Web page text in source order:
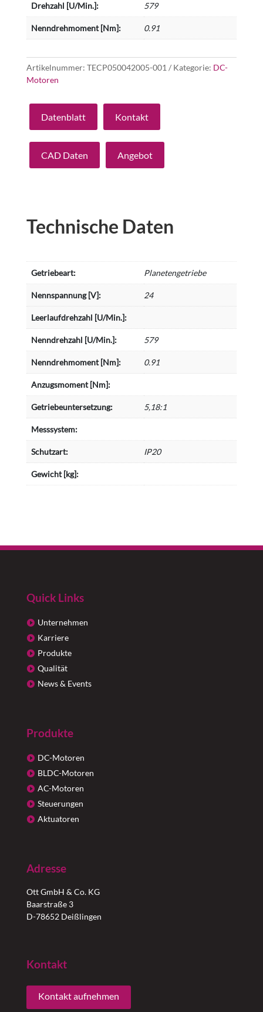
Drehzahl [U/Min.]: 579
Nenndrehmoment [Nm]: 0.91
Artikelnummer: TECP050042005-001 Kategorie: DC-
Motoren
Datenblatt Kontakt
CAD Daten Angebot
Technische Daten
Getriebeart: Planetengetriebe
Nennspannung [V]: 24
Leerlaufdrehzahl [U/Min.]:
Nenndrehzahl [U/Min.]: 579
Nenndrehmoment [Nm]: 0.91
Anzugsmoment [Nm]:
Getriebeuntersetzung: 5,18:1
Messsystem:
Schutzart: IP20
Gewicht [kg]:
Quick Links
Unternehmen
Karriere
Produkte
Qualität
News & Events
Produkte
DC-Motoren
BLDC-Motoren
AC-Motoren
Steuerungen
Aktuatoren
Adresse
Ott GmbH & Co. KG
Baarstraße 3
D-78652 Deißlingen
Kontakt
Kontakt aufnehmen